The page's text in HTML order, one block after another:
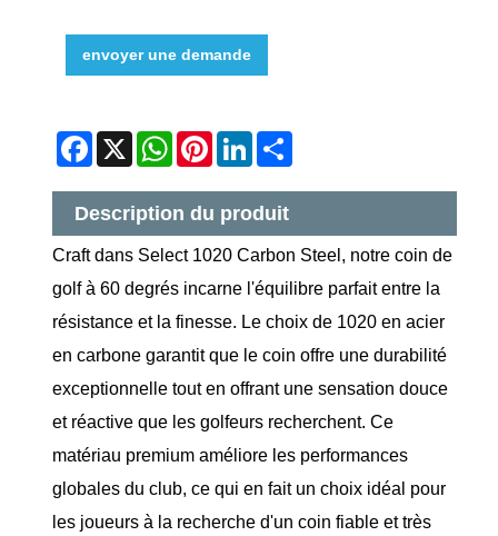
envoyer une demande
Facebook
X WhatsApp
Pinterest
LinkedIn
Description du produit
Craft dans Select 1020 Carbon Steel, notre coin de
golf à 60 degrés incarne l'équilibre parfait entre la
résistance et la finesse. Le choix de 1020 en acier
en carbone garantit que le coin offre une durabilité
exceptionnelle tout en offrant une sensation douce
et réactive que les golfeurs recherchent. Ce
matériau premium améliore les performances
globales du club, ce qui en fait un choix idéal pour
les joueurs à la recherche d'un coin fiable et très